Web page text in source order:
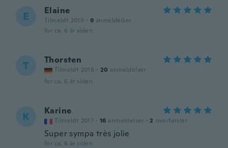
E Elaine
Tilmeldt 2019 · 9 anmeldelser
for ca. 6 år siden
T Thorsten
Tilmeldt 2018 · 20 anmeldelser
for ca. 6 år siden
K Karine
Tilmeldt 2017 · 16 anmeldelser · 2 overførsler
Super sympa très jolie
for ca. 6 år siden